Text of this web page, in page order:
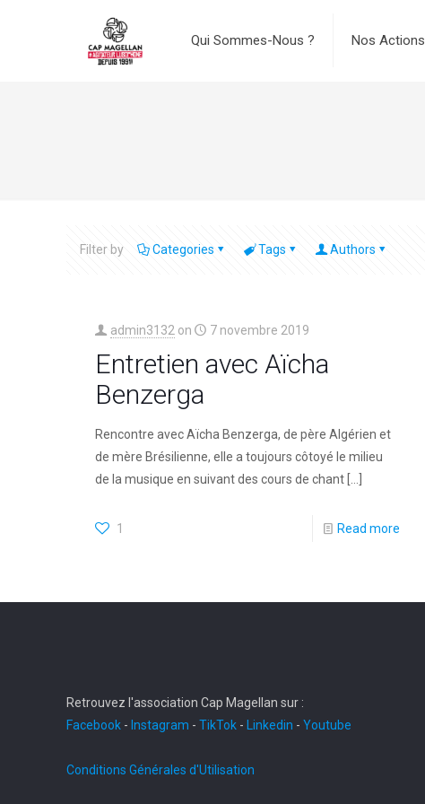
Qui Sommes-Nous ? Nos Actions
Filter by Categories Tags Authors
admin3132 on 7 novembre 2019
Entretien avec Aïcha
Benzerga
Rencontre avec Aïcha Benzerga, de père Algérien et
de mère Brésilienne, elle a toujours côtoyé le milieu
de la musique en suivant des cours de chant[…]
1 Read more
Retrouvez l'association Cap Magellan sur :
Facebook - Instagram - TikTok - Linkedin - Youtube
Conditions Générales d'Utilisation